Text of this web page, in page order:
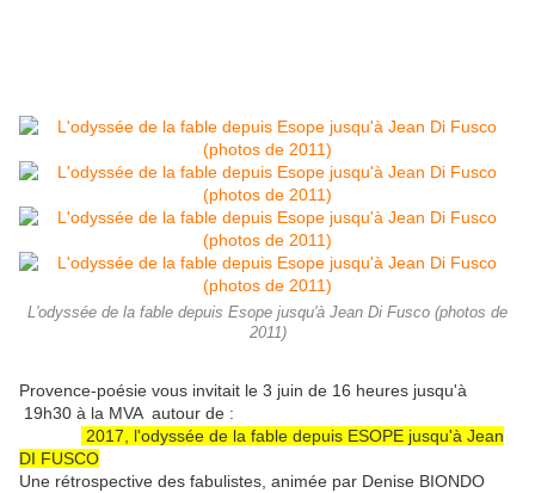
L'odyssée de la fable depuis Esope jusqu'à Jean Di Fusco (photos de
2011)
Provence-poésie vous invitait le 3 juin de 16 heures jusqu'à
19h30 à la MVA autour de :
2017, l'odyssée de la fable depuis ESOPE jusqu'à Jean
DI FUSCO
Une rétrospective des fabulistes, animée par Denise BIONDO